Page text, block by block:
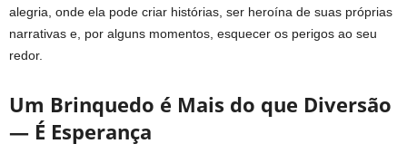
alegria, onde ela pode criar histórias, ser heroína de suas próprias
narrativas e, por alguns momentos, esquecer os perigos ao seu
redor.
Um Brinquedo é Mais do que Diversão
— É Esperança